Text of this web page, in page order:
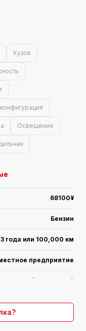
Кузов
Освещение
68100¥
Бензин
3 года или 100,000 км
предприятие
4-дверный 5-местный